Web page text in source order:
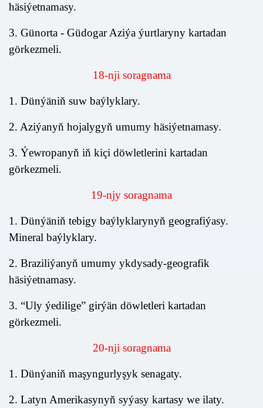
häsiýetnamasy.
3. Günorta - Güdogar Aziýa ýurtlaryny kartadan
görkezmeli.
18-njisoragnama
1. Dünýäniň suw baýlyklary.
2. Aziýanyň hojalygyň umumy häsiýetnamasy.
3. Ýewropanyň iň kiçi döwletlerini kartadan
görkezmeli.
19-njy soragnama
1. Dünýäniň tebigy baýlyklarynyň geografiýasy.
Mineral baýlyklary.
2. Braziliýanyň umumy ykdysady-geografik
häsiýetnamasy.
3. “Uly ýedilige” girýän döwletleri kartadan
görkezmeli.
20-nji soragnama
1. Dünýaniň maşyngurlyşyk senagaty.
2. Latyn Amerikasynyň syýasy kartasy we ilaty.